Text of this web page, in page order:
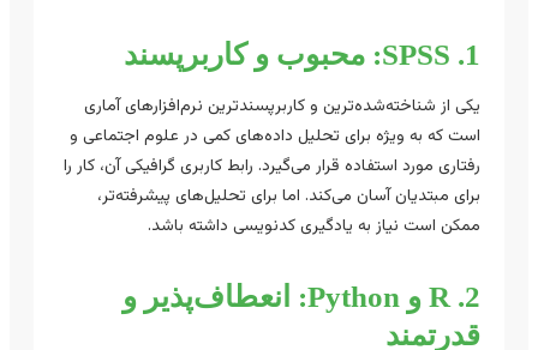
یکی از شناخته‌شده‌ترین و کاربرپسندترین نرم‌افزارهای آماری
است که به ویژه برای تحلیل داده‌های کمی در علوم اجتماعی و
رفتاری مورد استفاده قرار می‌گیرد. رابط کاربری گرافیکی آن، کار را
برای مبتدیان آسان می‌کند. اما برای تحلیل‌های پیشرفته‌تر،
ممکن است نیاز به یادگیری کدنویسی داشته باشد.
2. R و Python: انعطاف‌پذیر و
قدرتمند